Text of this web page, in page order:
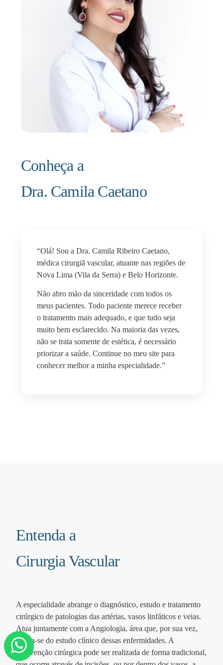
Conheça a
Dra. Camila Caetano
“Olá! Sou a Dra. Camila Ribeiro Caetano,
médica cirurgiã vascular, atuante nas regiões de
Nova Lima (Vila da Serra) e Belo Horizonte.
Não abro mão da sinceridade com todos os
meus pacientes. Todo paciente merece receber
o tratamento mais adequado, e que tudo seja
muito bem esclarecido. Na maioria das vezes,
não se trata somente de estética, é necessário
priorizar a saúde. Continue no meu site para
conhecer melhor a minha especialidade.”
Entenda a
Cirurgia Vascular
A especialidade abrange o diagnóstico, estudo e tratamento
cirúrgico de patologias das artérias, vasos linfáticos e veias.
Atua juntamente com a Angiologia, área que, por sua vez,
ocupa-se do estudo clínico dessas enfermidades. A
intervenção cirúrgica pode ser realizada de forma tradicional,